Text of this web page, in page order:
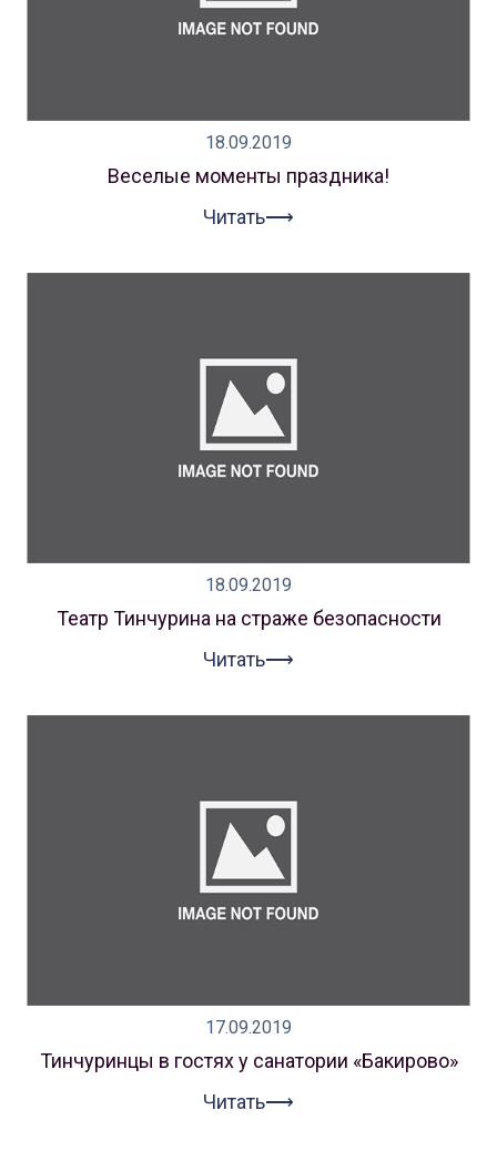
18.09.2019
Веселые моменты праздника!
Читать⟶
18.09.2019
Театр Тинчурина на страже безопасности
Читать⟶
17.09.2019
Тинчуринцы в гостях у санатории «Бакирово»
Читать⟶